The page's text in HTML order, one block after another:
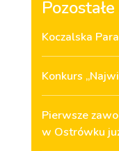
Koczalska
Konkurs
Pierwsze
w Ostrówku